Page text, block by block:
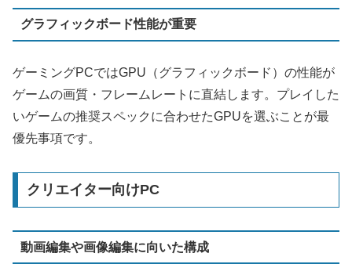
グラフィックボード性能が重要
ゲーミングPCではGPU（グラフィックボード）の性能が
ゲームの画質・フレームレートに直結します。プレイした
いゲームの推奨スペックに合わせたGPUを選ぶことが最
優先事項です。
クリエイター向けPC
動画編集や画像編集に向いた構成